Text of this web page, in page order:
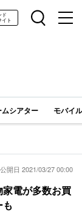
ド
イト
シアター モバイ
公開日 2021/03/27 00:00
電が多数お買